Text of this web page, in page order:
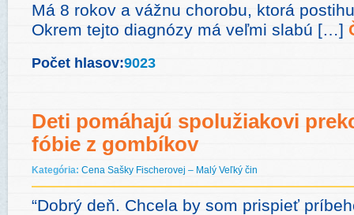
Má 8 rokov a vážnu chorobu, ktorá
Okrem tejto diagnózy má veľmi slabú […]
Počet hlasov:9023
Deti pomáhajú spolužiakovi
fóbie z gombíkov
Kategória: Cena Sašky Fischerovej – Malý Veľký čin
“Dobrý deň. Chcela by som prispieť